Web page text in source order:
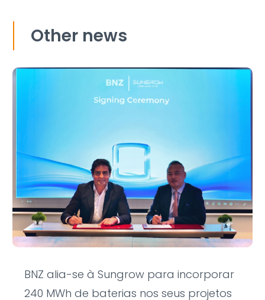
Other news
BNZ alia-se à Sungrow para incorporar
240 MWh de baterias nos seus projetos